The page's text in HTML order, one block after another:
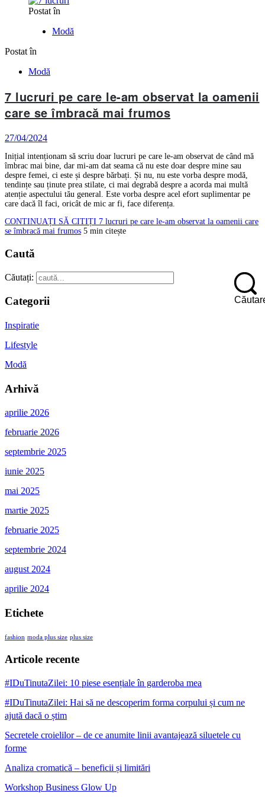
Postat în
Modă
Postat în
Modă
7 lucruri pe care le-am observat la oamenii
care se îmbracă mai frumos
27/04/2024
Inițial intenționam să scriu doar lucruri pe care le-am observat de când mă
îmbrac mai bine, dar mi-am dat seama că nu este doar despre mine sau
despre femei, ci este și despre bărbați. Și nu, nu este vorba despre modă,
tendințe sau ținute prea stilate, ci mai degrabă despre a acorda mai multă
atenție aspectului tău general. Este vorba despre acel efort suplimentar pe
care dacă îl faci, oricât de mic ar fi, face diferența.
CONTINUAȚI SĂ CITIȚI 7 lucruri pe care le-am observat la oamenii care
se îmbracă mai frumos 5 min citește
Caută
Căutați:
Categorii
Inspiratie
Lifestyle
Modă
Arhivă
aprilie 2026
februarie 2026
septembrie 2025
iunie 2025
mai 2025
martie 2025
februarie 2025
septembrie 2024
august 2024
aprilie 2024
Etichete
fashion moda plus size plus size
Articole recente
#IDuTinutaZilei: 10 piese esențiale în garderoba mea
#IDuTinutaZilei: Hai să ne descoperim forma corpului și cum ne
ajută dacă o știm
Secretele croielilor – de ce anumite linii avantajează siluetele cu
forme
Analiza cromatică – beneficii și limitări
Workshop Business Glow Up